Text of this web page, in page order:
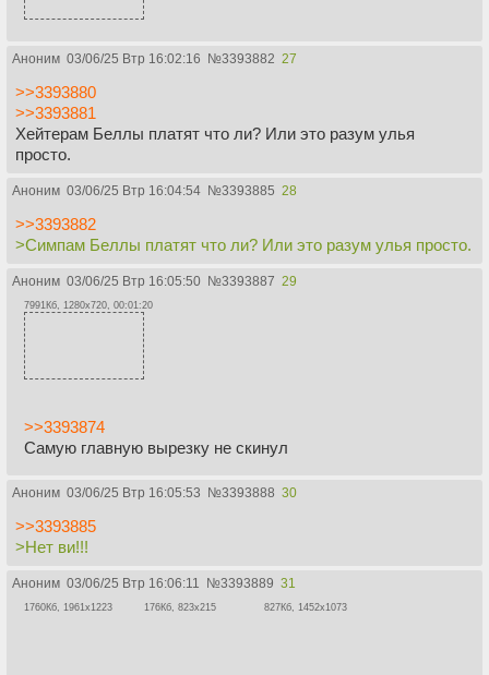
Аноним 03/06/25 Втр 16:02:16 №3393882 27
>>3393880
>>3393881
Хейтерам Беллы платят что ли? Или это разум улья
просто.
Аноним 03/06/25 Втр 16:04:54 №3393885 28
>>3393882
>Симпам Беллы платят что ли? Или это разум улья просто.
Аноним 03/06/25 Втр 16:05:50 №3393887 29
7991Кб, 1280x720, 00:01:20
>>3393874
Самую главную вырезку не скинул
Аноним 03/06/25 Втр 16:05:53 №3393888 30
>>3393885
>Нет ви!!!
Аноним 03/06/25 Втр 16:06:11 №3393889 31
1760Кб, 1961x1223 176Кб, 823x215 827Кб, 1452x1073